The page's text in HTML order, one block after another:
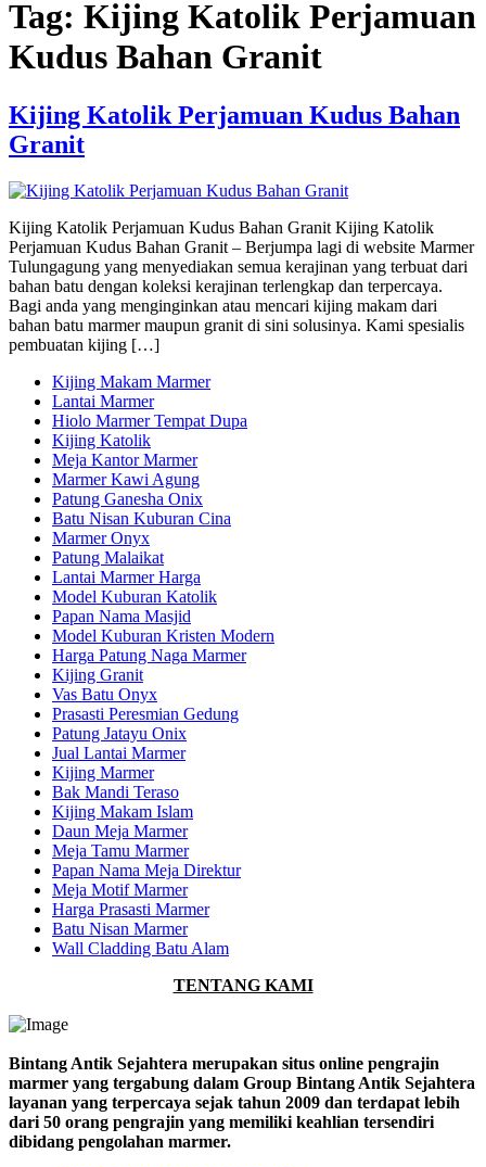
Tag: Kijing Katolik Perjamuan
Kudus Bahan Granit
Kijing Katolik Perjamuan Kudus Bahan
Granit
Kijing Katolik Perjamuan Kudus Bahan Granit Kijing Katolik
Perjamuan Kudus Bahan Granit – Berjumpa lagi di website Marmer
Tulungagung yang menyediakan semua kerajinan yang terbuat dari
bahan batu dengan koleksi kerajinan terlengkap dan terpercaya.
Bagi anda yang menginginkan atau mencari kijing makam dari
bahan batu marmer maupun granit di sini solusinya. Kami spesialis
pembuatan kijing […]
Kijing Makam Marmer
Lantai Marmer
Hiolo Marmer Tempat Dupa
Kijing Katolik
Meja Kantor Marmer
Marmer Kawi Agung
Patung Ganesha Onix
Batu Nisan Kuburan Cina
Marmer Onyx
Patung Malaikat
Lantai Marmer Harga
Model Kuburan Katolik
Papan Nama Masjid
Model Kuburan Kristen Modern
Harga Patung Naga Marmer
Kijing Granit
Vas Batu Onyx
Prasasti Peresmian Gedung
Patung Jatayu Onix
Jual Lantai Marmer
Kijing Marmer
Bak Mandi Teraso
Kijing Makam Islam
Daun Meja Marmer
Meja Tamu Marmer
Papan Nama Meja Direktur
Meja Motif Marmer
Harga Prasasti Marmer
Batu Nisan Marmer
Wall Cladding Batu Alam
TENTANG KAMI
Bintang Antik Sejahtera merupakan situs online pengrajin
marmer yang tergabung dalam Group Bintang Antik Sejahtera
layanan yang terpercaya sejak tahun 2009 dan terdapat lebih
dari 50 orang pengrajin yang memiliki keahlian tersendiri
dibidang pengolahan marmer.